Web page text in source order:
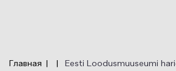
Главная Eesti Loodusmuuseumi